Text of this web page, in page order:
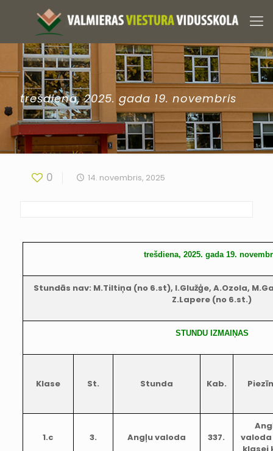
trešdiena, 2025. gada 19. novembris
0 14. novembris, 2025
trešdiena, 2025. gada 19.
Stundās nav: M.Tiltiņa (no 6.st), I.Glužģe, A.Ozola,
Z.Lapere (no 6.st.)
STUNDU IZMAIŅAS
Klase St. Stunda Kab.
1.c 3. Angļu valoda 337.